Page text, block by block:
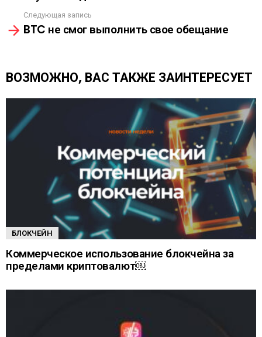
е
е
щ
е
Следующая запись
BTC не смог выполнить свое обещание
ВОЗМОЖНО, ВАС ТАКЖЕ ЗАИНТЕРЕСУЕТ
БЛОКЧЕЙН
Коммерческое использование блокчейна за
пределами криптовалют￼